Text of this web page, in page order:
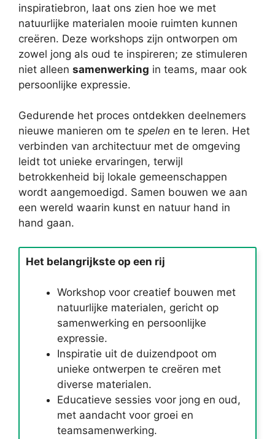
inspiratiebron, laat ons zien hoe we met
natuurlijke materialen mooie ruimten kunnen
creëren. Deze workshops zijn ontworpen om
zowel jong als oud te inspireren; ze stimuleren
niet alleen samenwerking in teams, maar ook
persoonlijke expressie.
Gedurende het proces ontdekken deelnemers
nieuwe manieren om te spelen en te leren. Het
verbinden van architectuur met de omgeving
leidt tot unieke ervaringen, terwijl
betrokkenheid bij lokale gemeenschappen
wordt aangemoedigd. Samen bouwen we aan
een wereld waarin kunst en natuur hand in
hand gaan.
Het belangrijkste op een rij
Workshop voor creatief bouwen met
natuurlijke materialen, gericht op
samenwerking en persoonlijke
expressie.
Inspiratie uit de duizendpoot om
unieke ontwerpen te creëren met
diverse materialen.
Educatieve sessies voor jong en oud,
met aandacht voor groei en
teamsamenwerking.